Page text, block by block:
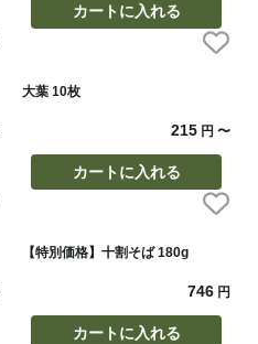
カートに入れる
大葉 10枚
215 円〜
カートに入れる
【特別価格】十割そば 180g
746 円
カートに入れる